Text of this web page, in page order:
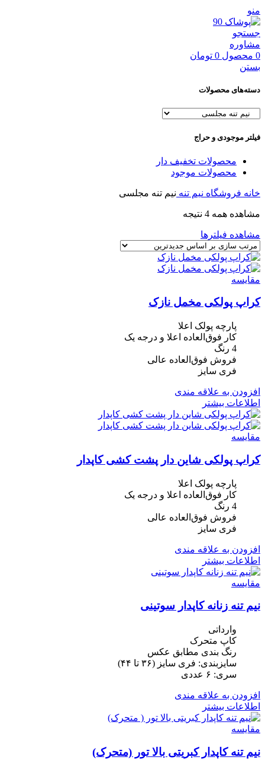
منو
جستجو
مشاوره
0 محصول 0 تومان
بستن
دسته‌های محصولات
فیلتر موجودی و حراج
محصولات تخفیف دار
محصولات موجود
خانه فروشگاه نیم تنه نیم تنه مجلسی
مشاهده همه 4 نتیجه
مشاهده فیلترها
مقایسه
کراپ پولکی مخمل نازک
پارچه پولک اعلا
کار فوق‌العاده اعلا و درجه یک
4 رنگ
فروش فوق‌العاده عالی
فری سایز
افزودن به علاقه مندی
اطلاعات بیشتر
مقایسه
کراپ پولکی شاین دار پشت کشی کاپدار
پارچه پولک اعلا
کار فوق‌العاده اعلا و درجه یک
4 رنگ
فروش فوق‌العاده عالی
فری سایز
افزودن به علاقه مندی
اطلاعات بیشتر
مقایسه
نیم تنه زنانه کاپدار سوتینی
وارداتی
کاپ متحرک
رنگ بندی مطابق عکس
سایزبندی: فری سایز (٣۶ تا ۴۴)
سری: ۶ عددی
افزودن به علاقه مندی
اطلاعات بیشتر
مقایسه
نیم تنه کاپدار کبریتی بالا تور (متحرک)